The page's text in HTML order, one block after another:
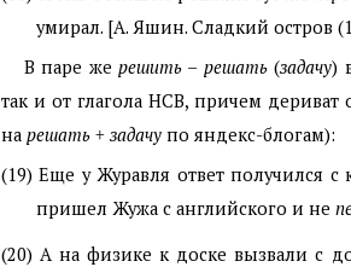
умирал. [А. Яшин. Сладкий остров
В паре жерешить – решать(задачу)
так и от глагола НСВ, причем
на решать + задачу по яндекс-блогам):
(19) Еще у Журавля ответ получился
пришел Жужа с английского и не
(20) А на физике к доске вызвали с